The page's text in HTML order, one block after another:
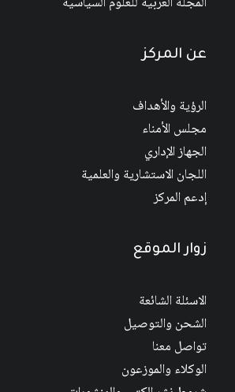
عن المركز
الرؤية والأهداف
مجلس الأمناء
الجهاز الإداري
اللجان الاستشارية والعلمية
إدعم المركز
زوار الموقع
الاسئلة الشائعة
الشحن والتوصيل
تواصل معنا
الوكلاء والموزعون